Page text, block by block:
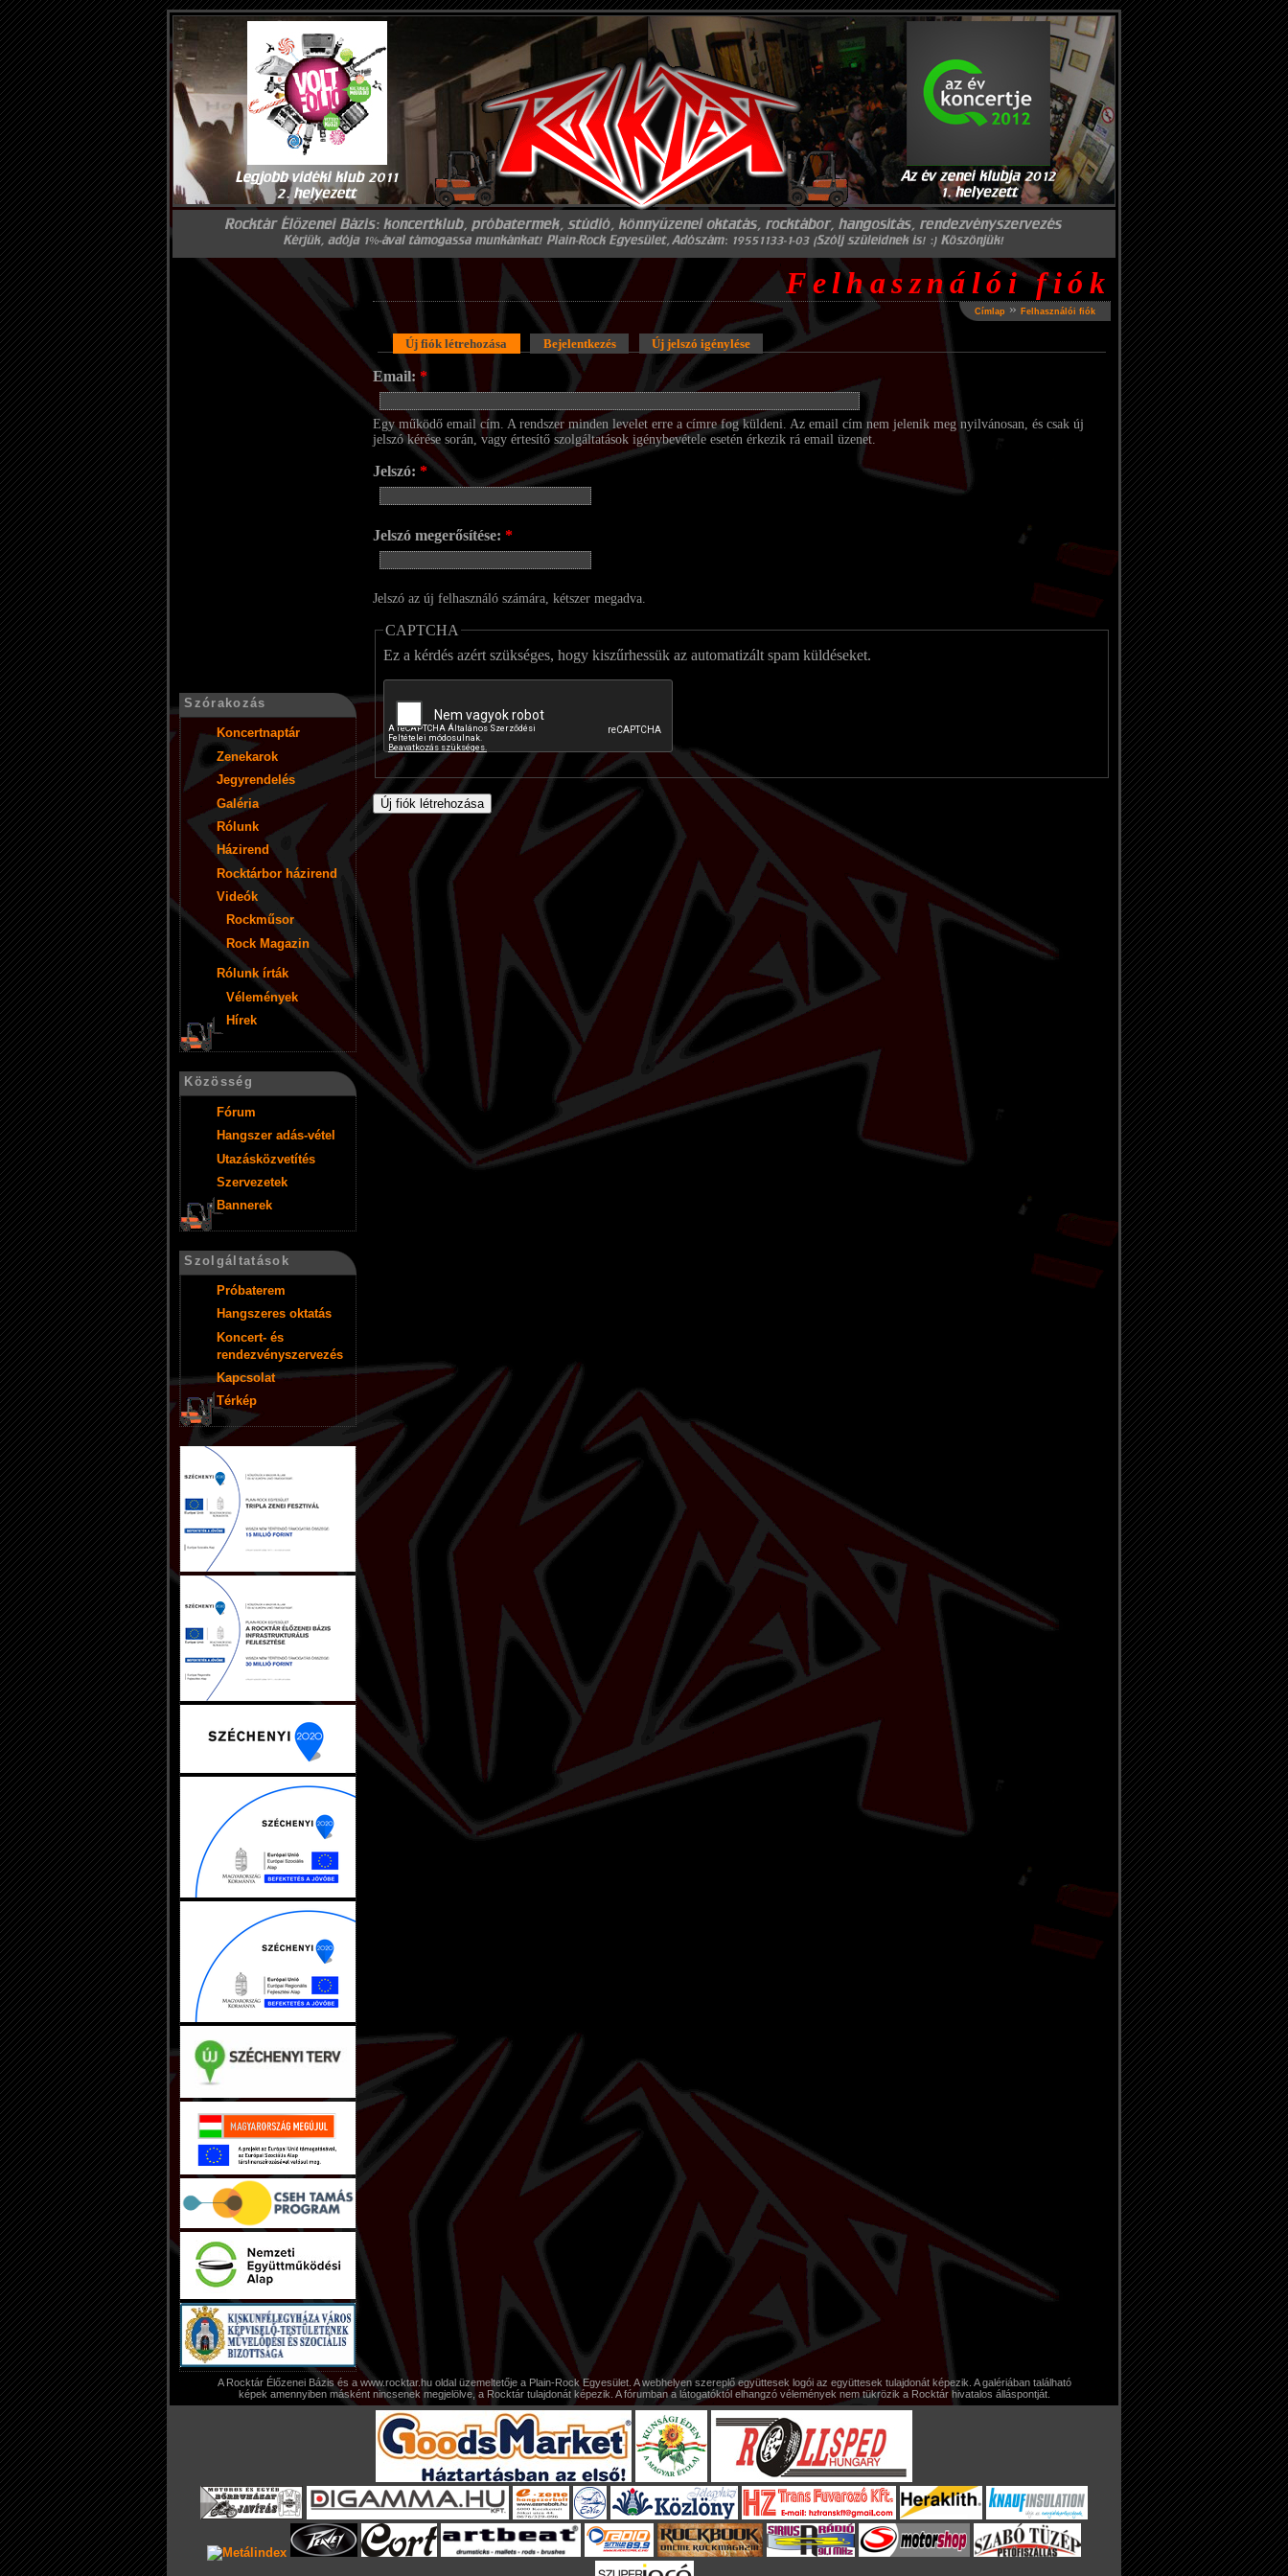
Felhasználói fiók
Címlap » Felhasználói fiók
Új fiók létrehozása Bejelentkezés Új jelszó igénylése
Email: *
Egy működő email cím. A rendszer minden levelet erre a címre fog küldeni. Az email cím nem jelenik meg nyilvánosan, és csak új
jelszó kérése során, vagy értesítő szolgáltatások igénybevétele esetén érkezik rá email üzenet.
Jelszó: *
Jelszó megerősítése: *
Jelszó az új felhasználó számára, kétszer megadva.
CAPTCHA
Ez a kérdés azért szükséges, hogy kiszűrhessük az automatizált spam küldéseket.
Szórakozás
Koncertnaptár
Zenekarok
Jegyrendelés
Galéria
Rólunk
Házirend
Rocktárbor házirend
Videók
Rockműsor
Rock Magazin
Rólunk írták
Vélemények
Hírek
Közösség
Fórum
Hangszer adás-vétel
Utazásközvetítés
Szervezetek
Bannerek
Szolgáltatások
Próbaterem
Hangszeres oktatás
Koncert- és
rendezvényszervezés
Kapcsolat
Térkép
A Rocktár Élőzenei Bázis és a www.rocktar.hu oldal üzemeltetője a Plain-Rock Egyesület. A webhelyen szereplő együttesek logói az együttesek tulajdonát képezik. A galériában található
képek amennyiben másként nincsenek megjelölve, a Rocktár tulajdonát képezik. A fórumban a látogatóktól elhangzó vélemények nem tükrözik a Rocktár hivatalos álláspontját.